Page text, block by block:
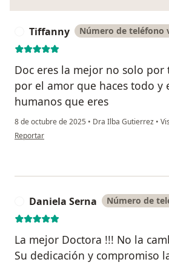
Tiffanny Número de teléfono
Doc eres la mejor no solo
por el amor que haces todo y
humanos que eres
8 de octubre de 2025 • Dra Ilba Gutierrez •
en opinión del usuario Tiffanny
Reportar
Daniela Serna Número de
La mejor Doctora !!! No la
Su dedicación y compromiso